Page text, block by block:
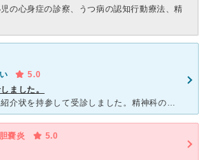
の心身症の診察、うつ病の認知行動療法、精
5.0
ました。
精神科の部長医師に紹介状を持参して受診しました。精神科の専門的な検査をして頂きました。ストレスが溜まりやすい性格と部長医師からアプローチを受けて、ストレスを解消する方法を習いました。東京卒のベテラン医
胆嚢炎
5.0